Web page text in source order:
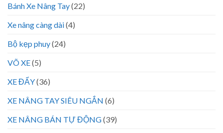
Bánh Xe Nâng Tay(22)
Xe nâng càng dài(4)
Bộ kẹp phuy(24)
VÕ XE(5)
XE ĐẨY(36)
XE NÂNG TAY SIÊU NGẮN (6)
XE NÂNG BÁN TỰ ĐỘNG(39)